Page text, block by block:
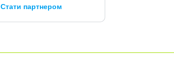
Стати партнером